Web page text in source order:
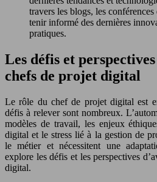
travers les blogs, les
tenir informé des dernières
pratiques.
Les défis et
chefs de projet digital
Le rôle du chef de projet digital est
défis à relever sont nombreux.
modèles de travail, les enjeux
digital et le stress lié à la gestion de
le métier et nécessitent une
explore les défis et les perspectives
digital.